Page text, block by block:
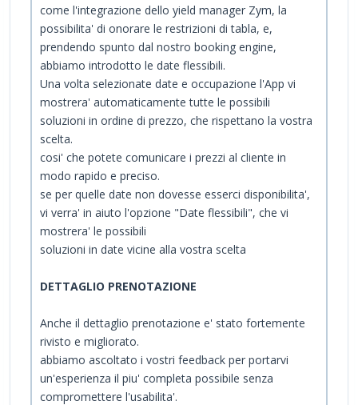
come l'integrazione dello yield manager Zym, la
possibilita' di onorare le restrizioni di tabla, e,
prendendo spunto dal nostro booking engine,
abbiamo introdotto le date flessibili.
Una volta selezionate date e occupazione l'App vi
mostrera' automaticamente tutte le possibili
soluzioni in ordine di prezzo, che rispettano la vostra
scelta.
cosi' che potete comunicare i prezzi al cliente in
modo rapido e preciso.
se per quelle date non dovesse esserci disponibilita',
vi verra' in aiuto l'opzione "Date flessibili", che vi
mostrera' le possibili
soluzioni in date vicine alla vostra scelta
DETTAGLIO PRENOTAZIONE
Anche il dettaglio prenotazione e' stato fortemente
rivisto e migliorato.
abbiamo ascoltato i vostri feedback per portarvi
un'esperienza il piu' completa possibile senza
compromettere l'usabilita'.